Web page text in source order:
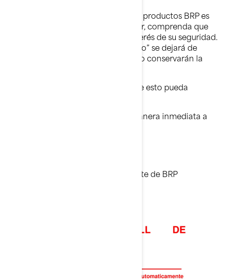
Su satisfacción continuada con sus productos BRP es
importante para nosotros. Por favor, comprenda que
hemos tomado esta medida en interés de su seguridad.
Por tanto, la función “Pestillo Rápido” se dejará de
fabricar en esos refrigeradores, pero conservarán la
Rogamos disculpe las molestias que esto pueda
Gracias por prestar atención de manera inmediata a
Departamento de atención al cliente de BRP